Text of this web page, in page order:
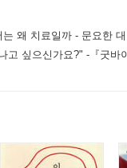
왜 치료일까 - 문요한
싶으신가요?" -『굿바이,